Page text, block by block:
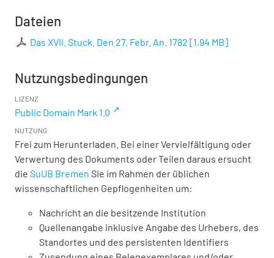
Dateien
Das XVII. Stuck. Den 27. Febr. An. 1782 [1,94 MB]
Nutzungsbedingungen
LIZENZ
Public Domain Mark 1.0
NUTZUNG
Frei zum Herunterladen. Bei einer Vervielfältigung oder
Verwertung des Dokuments oder Teilen daraus ersucht
die SuUB Bremen Sie im Rahmen der üblichen
wissenschaftlichen Gepflogenheiten um:
Nachricht an die besitzende Institution
Quellenangabe inklusive Angabe des Urhebers, des
Standortes und des persistenten Identifiers